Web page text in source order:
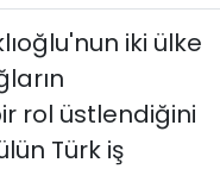
iki ülke
rol üstlendiğini
Türk iş